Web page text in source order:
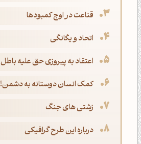
قناعت در اوج کمبودها
اتحاد و یگانگی
اعتقاد به پیروزی حق علیه باطل
کمک انسان دوستانه به دشمن!
زشتی های جنگ
درباره این طرح گرافیکی